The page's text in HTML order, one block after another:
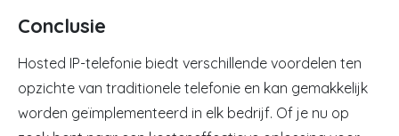
Conclusie
Hosted IP-telefonie biedt verschillende voordelen ten
opzichte van traditionele telefonie en kan gemakkelijk
worden geïmplementeerd in elk bedrijf. Of je nu op